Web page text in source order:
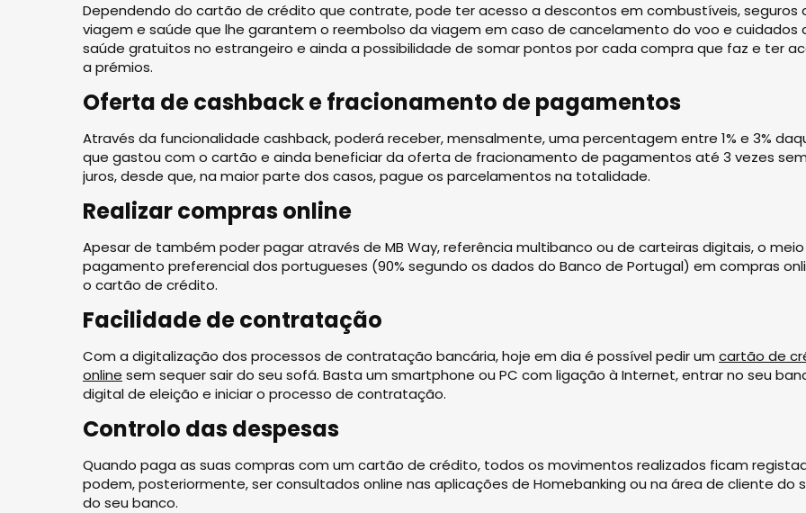
Dependendo do cartão de crédito que contrate, pode ter acesso a descontos em combustíveis, seguros
viagem e saúde que lhe garantem o reembolso da viagem em caso de cancelamento do voo e cuidados
saúde gratuitos no estrangeiro e ainda a possibilidade de somar pontos por cada compra que faz e ter
a prémios.
Oferta de cashback e fracionamento de pagamentos
Através da funcionalidade cashback, poderá receber, mensalmente, uma percentagem entre 1% e 3%
que gastou com o cartão e ainda beneficiar da oferta de fracionamento de pagamentos até 3 vezes sem
juros, desde que, na maior parte dos casos, pague os parcelamentos na totalidade.
Realizar compras online
Apesar de também poder pagar através de MB Way, referência multibanco ou de carteiras digitais, o
pagamento preferencial dos portugueses (90% segundo os dados do Banco de Portugal) em compras
o cartão de crédito.
Facilidade de contratação
Com a digitalização dos processos de contratação bancária, hoje em dia é possível pedir um cartão de
online sem sequer sair do seu sofá. Basta um smartphone ou PC com ligação à Internet, entrar no seu
digital de eleição e iniciar o processo de contratação.
Controlo das despesas
Quando paga as suas compras com um cartão de crédito, todos os movimentos realizados ficam
podem, posteriormente, ser consultados online nas aplicações de Homebanking ou na área de cliente do
do seu banco.